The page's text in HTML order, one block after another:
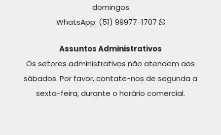
domingos
WhatsApp: (51) 99977-1707
Assuntos Administrativos
Os setores administrativos não atendem aos
sábados. Por favor, contate-nos de segunda a
sexta-feira, durante o horário comercial.